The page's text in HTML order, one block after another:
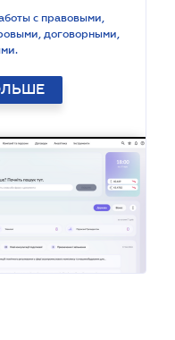
с правовыми,
договорными,